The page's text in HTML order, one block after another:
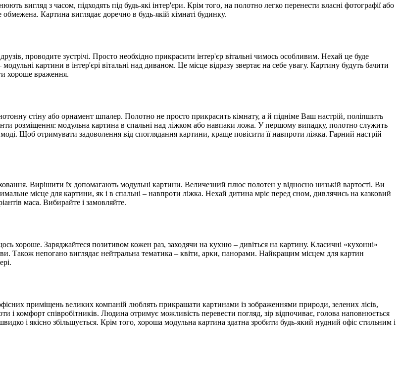
вигляд з часом, підходять під будь-які інтер'єри. Крім того, на полотно легко перенести власні фотографії або
Картина виглядає доречно в будь-якій кімнаті будинку.
проводите зустрічі. Просто необхідно прикрасити інтер'єр вітальні чимось особливим. Нехай це буде
картини в інтер'єрі вітальні над диваном. Це місце відразу звертає на себе увагу. Картину будуть бачити
хороше враження.
стіну або орнамент шпалер. Полотно не просто прикрасить кімнату, а й підніме Ваш настрій, поліпшить
розміщення: модульна картина в спальні над ліжком або навпаки ложа. У першому випадку, полотно служить
Щоб отримувати задоволення від споглядання картини, краще повісити її навпроти ліжка. Гарний настрій
Вирішити їх допомагають модульні картини. Величезний плюс полотен у відносно низькій вартості. Ви
місце для картини, як і в спальні – навпроти ліжка. Нехай дитина мріє перед сном, дивлячись на казковий
маса. Вибирайте і замовляйте.
хороше. Заряджайтеся позитивом кожен раз, заходячи на кухню – дивіться на картину. Класичні «кухонні»
Також непогано виглядає нейтральна тематика – квіти, арки, панорами. Найкращим місцем для картин
приміщень великих компаній люблять прикрашати картинами із зображеннями природи, зелених лісів,
і комфорт співробітників. Людина отримує можливість перевести погляд, зір відпочиває, голова наповнюється
і якісно збільшується. Крім того, хороша модульна картина здатна зробити будь-який нудний офіс стильним і